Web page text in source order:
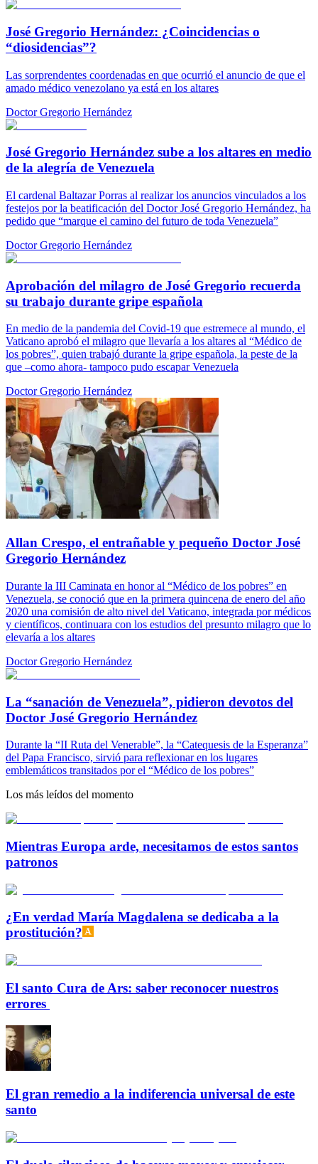
José Gregorio Hernández: ¿Coincidencias o
“diosidencias”?
Las sorprendentes coordenadas en que ocurrió el anuncio de que el
amado médico venezolano ya está en los altares
Doctor Gregorio Hernández
José Gregorio Hernández sube a los altares en medio
de la alegría de Venezuela
El cardenal Baltazar Porras al realizar los anuncios vinculados a los
festejos por la beatificación del Doctor José Gregorio Hernández, ha
pedido que “marque el camino del futuro de toda Venezuela”
Doctor Gregorio Hernández
Aprobación del milagro de José Gregorio recuerda
su trabajo durante gripe española
En medio de la pandemia del Covid-19 que estremece al mundo, el
Vaticano aprobó el milagro que llevaría a los altares al “Médico de
los pobres”, quien trabajó durante la gripe española, la peste de la
que –como ahora- tampoco pudo escapar Venezuela
Doctor Gregorio Hernández
Allan Crespo, el entrañable y pequeño Doctor José
Gregorio Hernández
Durante la III Caminata en honor al “Médico de los pobres” en
Venezuela, se conoció que en la primera quincena de enero del año
2020 una comisión de alto nivel del Vaticano, integrada por médicos
y científicos, continuara con los estudios del presunto milagro que lo
elevaría a los altares
Doctor Gregorio Hernández
La “sanación de Venezuela”, pidieron devotos del
Doctor José Gregorio Hernández
Durante la “II Ruta del Venerable”, la “Catequesis de la Esperanza”
del Papa Francisco, sirvió para reflexionar en los lugares
emblemáticos transitados por el “Médico de los pobres”
Los más leídos del momento
Mientras Europa arde, necesitamos de estos santos
patronos
¿En verdad María Magdalena se dedicaba a la
prostitución?
El santo Cura de Ars: saber reconocer nuestros
errores
El gran remedio a la indiferencia universal de este
santo